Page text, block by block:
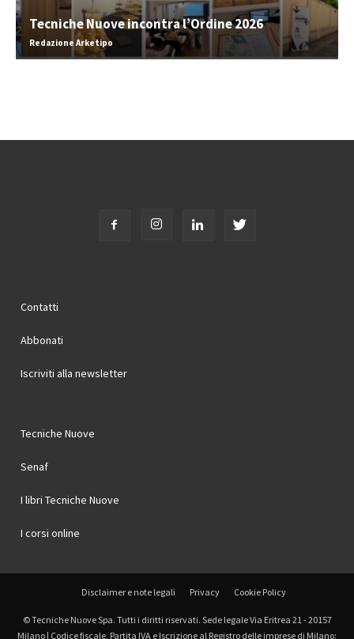
Tecniche Nuove incontra l’Ordine 2026
Redazione Arketipo
Contatti
Abbonati
Iscriviti alla newsletter
Tecniche Nuove
Senaf
I libri Tecniche Nuove
I corsi online
Disclaimer e note legali Privacy Cookie Policy
© Tecniche Nuove Spa. Tutti i diritti riservati. Sede legale Via Eritrea 21 - 20157
Milano | Codice fiscale, Partita IVA e Iscrizione al Registro delle imprese di Milano: